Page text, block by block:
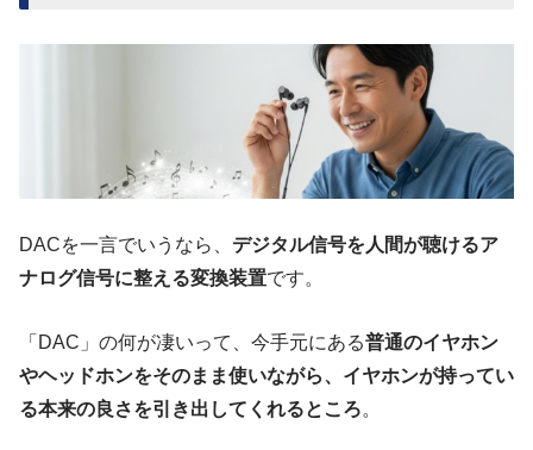
DACを一言でいうなら、 デジタル信号を人間が聴けるア
ナログ信号に整える変換装置です。
「DAC」の何が凄いって、今手元にある普通のイヤホン
やヘッドホンをそのまま使いながら、イヤホンが持ってい
る本来の良さを引き出してくれるところ。